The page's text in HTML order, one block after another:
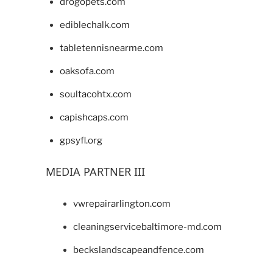
ediblechalk.com
tabletennisnearme.com
oaksofa.com
soultacohtx.com
capishcaps.com
gpsyfl.org
MEDIA PARTNER III
vwrepairarlington.com
cleaningservicebaltimore-md.com
beckslandscapeandfence.com